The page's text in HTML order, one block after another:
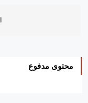
محتوى مدفوع